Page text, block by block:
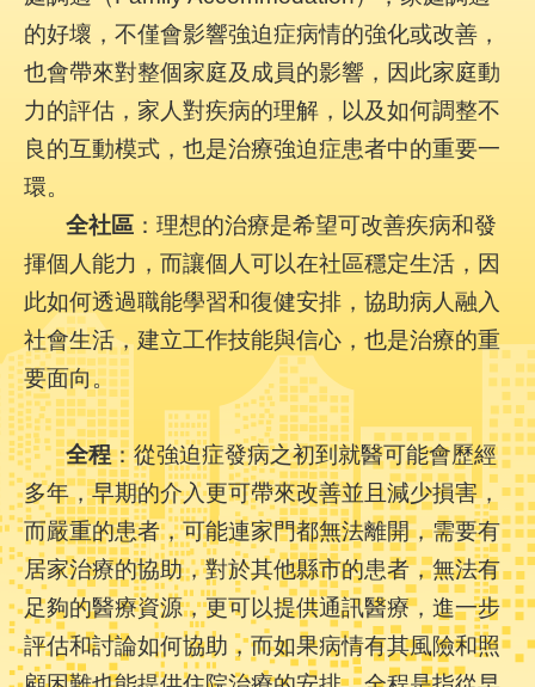
件
格
式
雙
語
彙
隱
私
權
及
資
訊
安
全
政
策
聯
絡
我
們
FAQ
的好壞，不僅會影響強迫症病情的強化或改善，
也會帶來對整個家庭及成員的影響，因此家庭動
力的評估，家人對疾病的理解，以及如何調整不
良的互動模式，也是治療強迫症患者中的重要一
環。
全社區 ：理想的治療是希望可改善疾病和發
揮個人能力，而讓個人可以在社區穩定生活，因
此如何透過職能學習和復健安排，協助病人融入
社會生活，建立工作技能與信心，也是治療的重
要面向。
全程：從強迫症發病之初到就醫可能會歷經
多年，早期的介入更可帶來改善並且減少損害，
而嚴重的患者，可能連家門都無法離開，需要有
居家治療的協助，對於其他縣市的患者，無法有
足夠的醫療資源，更可以提供通訊醫療，進一步
評估和討論如何協助，而如果病情有其風險和照